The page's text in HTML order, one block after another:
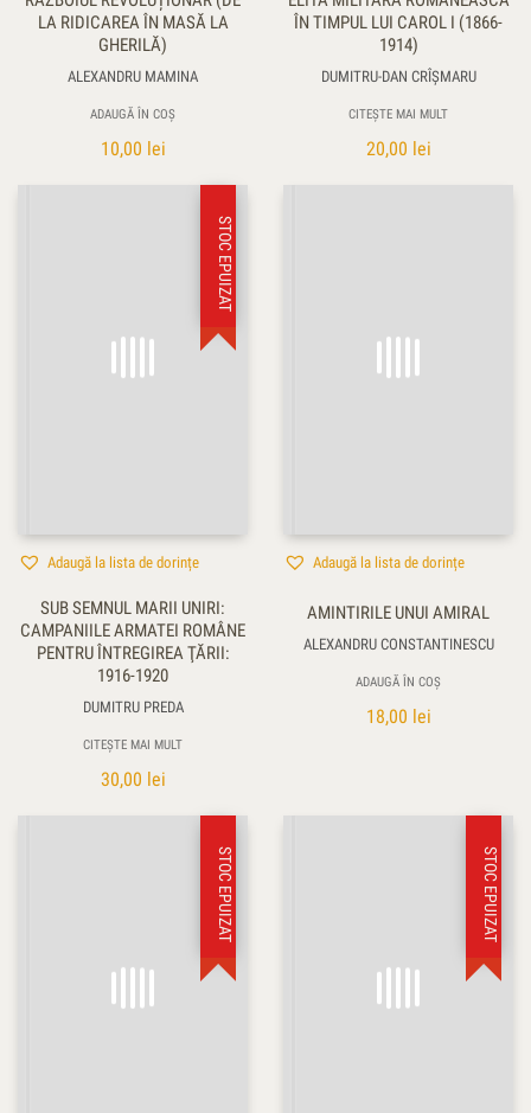
LA RIDICAREA ÎN MASĂ LA
GHERILĂ)
ALEXANDRU MAMINA
ADAUGĂ ÎN COȘ
10,00 lei
ÎN TIMPUL LUI CAROL I (1866-
1914)
DUMITRU-DAN CRÎŞMARU
CITEȘTE MAI MULT
20,00 lei
STOC EPUIZAT
Adaugă la lista de dorințe
SUB SEMNUL MARII UNIRI:
CAMPANIILE ARMATEI ROMÂNE
PENTRU ÎNTREGIREA ŢĂRII:
1916-1920
DUMITRU PREDA
CITEȘTE MAI MULT
30,00 lei
Adaugă la lista de dorințe
AMINTIRILE UNUI AMIRAL
ALEXANDRU CONSTANTINESCU
ADAUGĂ ÎN COȘ
18,00 lei
STOC EPUIZAT STOC EPUIZAT